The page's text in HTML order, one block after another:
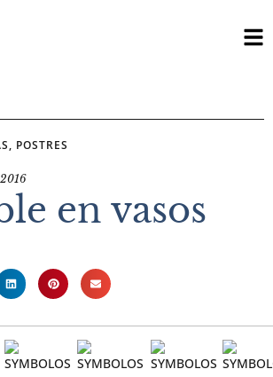
, POSTRES
en vasos